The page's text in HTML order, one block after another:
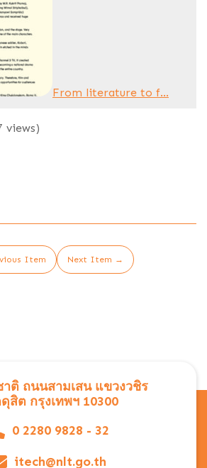
From literature to f...
views)
Item Next Item →
ติ ถนนสามเสน แขวงวชิร
สิต กรุงเทพฯ 10300
0 2280 9828 - 32
itech@nlt.go.th